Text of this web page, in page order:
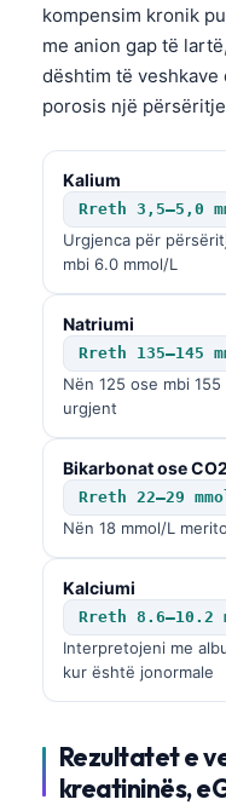
kompensim kronik
me anion gap të
dështim të veshkave
porosis një
Kalium
Rreth 3,5–5,0
Urgjenca për
mbi 6.0 mmol/L
Natriumi
Rreth 135–145
Nën 125 ose mbi
urgjent
Bikarbonat ose CO2
Rreth 22–29
Nën 18 mmol/L
Kalciumi
Rreth 8.6–10.2
Interpretojeni me
kur është jonormale
Rezultatet e
kreatininës,
Català
Қазақ тілі
Suomi
Hrvatski
Slovenčina
سنڌي
සිංහල
Galego
Latviešu valoda
Euskara
Gàidhlig
Occitan
العربية المغربية
Afrikaans
Монгол
ພາສາລາວ